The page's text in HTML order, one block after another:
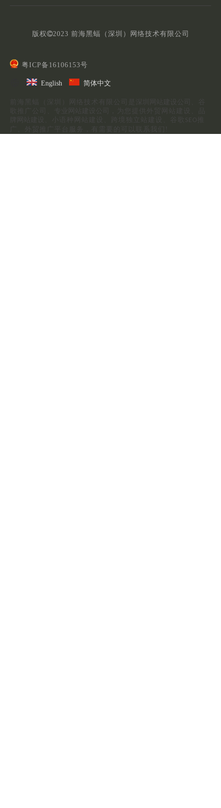
版权2023 前海黑蝠（深圳）网络技术有限公司
粤ICP备16106153号
English 简体中文